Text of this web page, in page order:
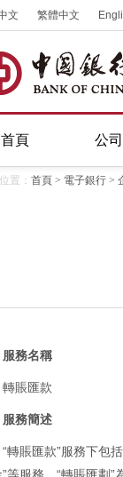
文 繁體中文
首頁 公
置： 首頁 > 電子銀行 >
服務名稱
轉賬匯款
服務簡述
“轉賬匯款”服務下包